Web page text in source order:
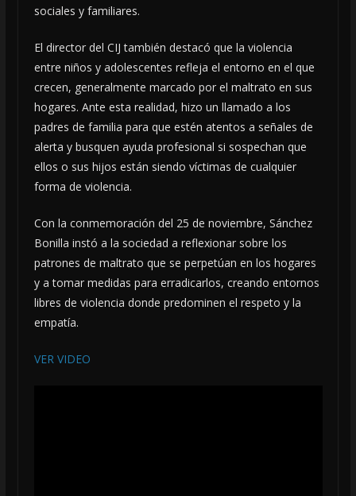
sociales y familiares.
El director del CIJ también destacó que la violencia
entre niños y adolescentes refleja el entorno en el que
crecen, generalmente marcado por el maltrato en sus
hogares. Ante esta realidad, hizo un llamado a los
padres de familia para que estén atentos a señales de
alerta y busquen ayuda profesional si sospechan que
ellos o sus hijos están siendo víctimas de cualquier
forma de violencia.
Con la conmemoración del 25 de noviembre, Sánchez
Bonilla instó a la sociedad a reflexionar sobre los
patrones de maltrato que se perpetúan en los hogares
y a tomar medidas para erradicarlos, creando entornos
libres de violencia donde predominen el respeto y la
empatía.
VER VIDEO